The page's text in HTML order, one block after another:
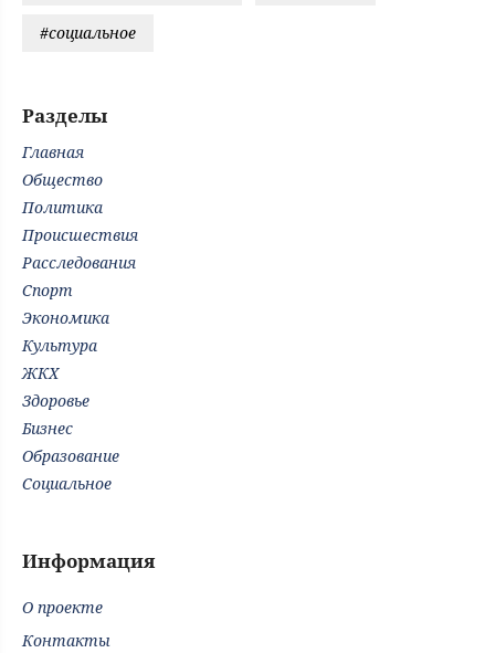
#социальное
Разделы
Главная
Общество
Политика
Происшествия
Расследования
Спорт
Экономика
Культура
ЖКХ
Здоровье
Бизнес
Образование
Социальное
Информация
О проекте
Контакты